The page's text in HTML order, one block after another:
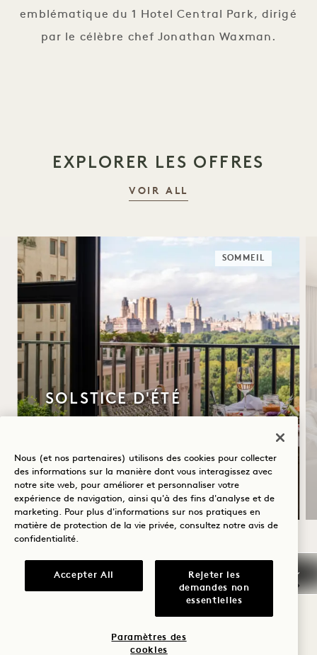
emblématique du 1 Hotel Central Park, dirigé
par le célèbre chef Jonathan Waxman.
EXPLORER LES OFFRES
VOIR ALL
SOMMEIL
SOLSTICE D'ÉTÉ
Une bouteille de rosé
Conditions d’annulation souples
NaN / 12
Nous (et nos partenaires) utilisons des cookies pour collecter
des informations sur la manière dont vous interagissez avec
notre site web, pour améliorer et personnaliser votre
expérience de navigation, ainsi qu'à des fins d'analyse et de
marketing. Pour plus d'informations sur nos pratiques en
matière de protection de la vie privée, consultez notre avis de
confidentialité.
Accepter All
Rejeter les
demandes non
essentielles
Paramètres des
cookies